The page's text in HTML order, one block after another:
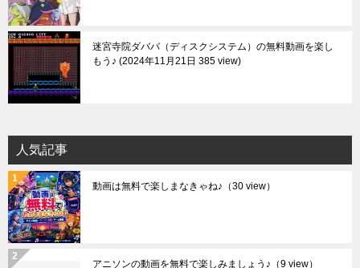
迷宮寺院ダババ（ディスクシステム）の無料動画を楽し
もう♪ 2024年11月21日 385 view
人気記事
動画は無料で楽しまなきゃね♪ （30 view）
アニソンの動画を無料で楽しみましょう♪ （9 view）